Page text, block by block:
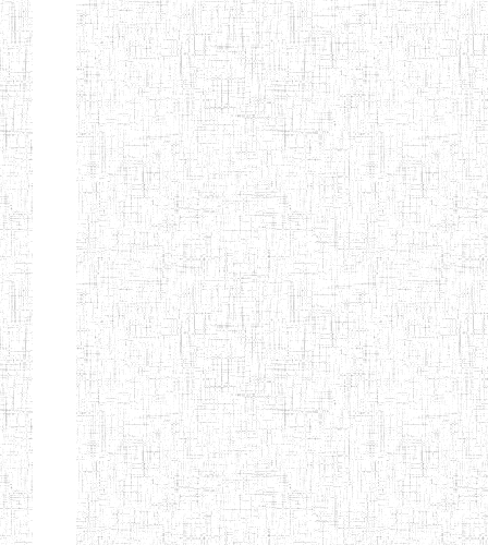
Afficher Page 13 sur 13 Total: 307
Début Préc. 4 5 6 7 8
9
13
Suivant Fin
Etablissements
d'enseignement
secondaire
technique
et
professionnel